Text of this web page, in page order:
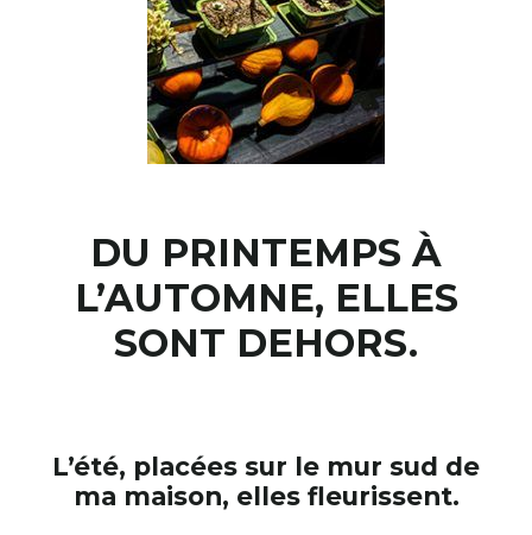
S'INSCRIRE À LA NEWSLETTER
FACEBOOKINSTAGRAM
LINKEDINYOUTUBE
DU PRINTEMPS À
L’AUTOMNE, ELLES
SONT DEHORS.
L’été, placées sur le mur sud de
ma maison, elles fleurissent.